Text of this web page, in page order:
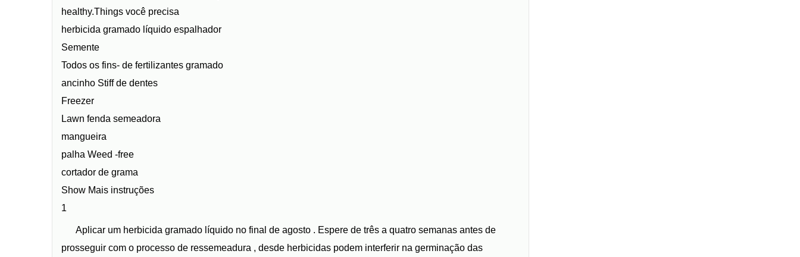
healthy.Things você precisa
herbicida gramado líquido espalhador
Semente
Todos os fins- de fertilizantes gramado
ancinho Stiff de dentes
Freezer
Lawn fenda semeadora
mangueira
palha Weed -free
cortador de grama
Show Mais instruções
1
Aplicar um herbicida gramado líquido no final de agosto . Espere de três a quatro semanas antes de
prosseguir com o processo de ressemeadura , desde herbicidas podem interferir na germinação das